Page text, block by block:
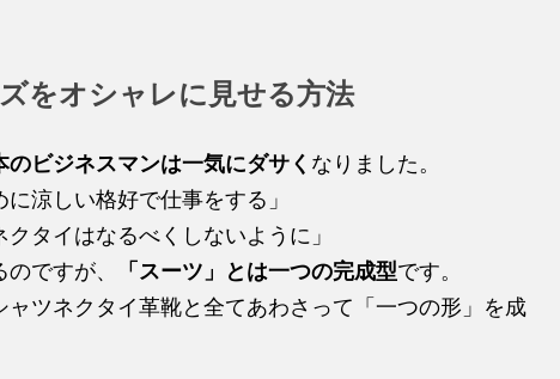
をオシャレに見せる方法
のビジネスマンは一気にダサく なりました。
に涼しい格好で仕事をする」
クタイはなるべくしないように」
ですが、
「スーツ」とは一つの完成型です。
ャツネクタイ革靴と全てあわさって「一つの形」を成